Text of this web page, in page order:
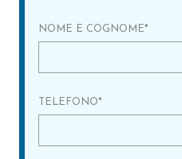
NOME E COGNOME*
TELEFONO*